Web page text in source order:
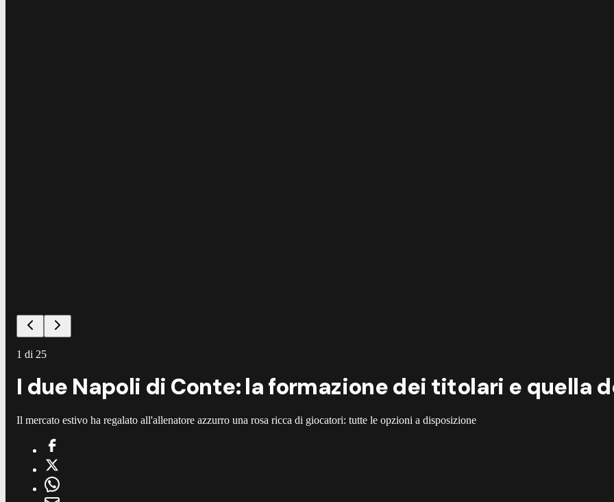
1 di 25
I due Napoli di Conte: la formazione dei titolari e quella
Il mercato estivo ha regalato all'allenatore azzurro una rosa ricca di giocatori: tutte le opzioni a disposizione